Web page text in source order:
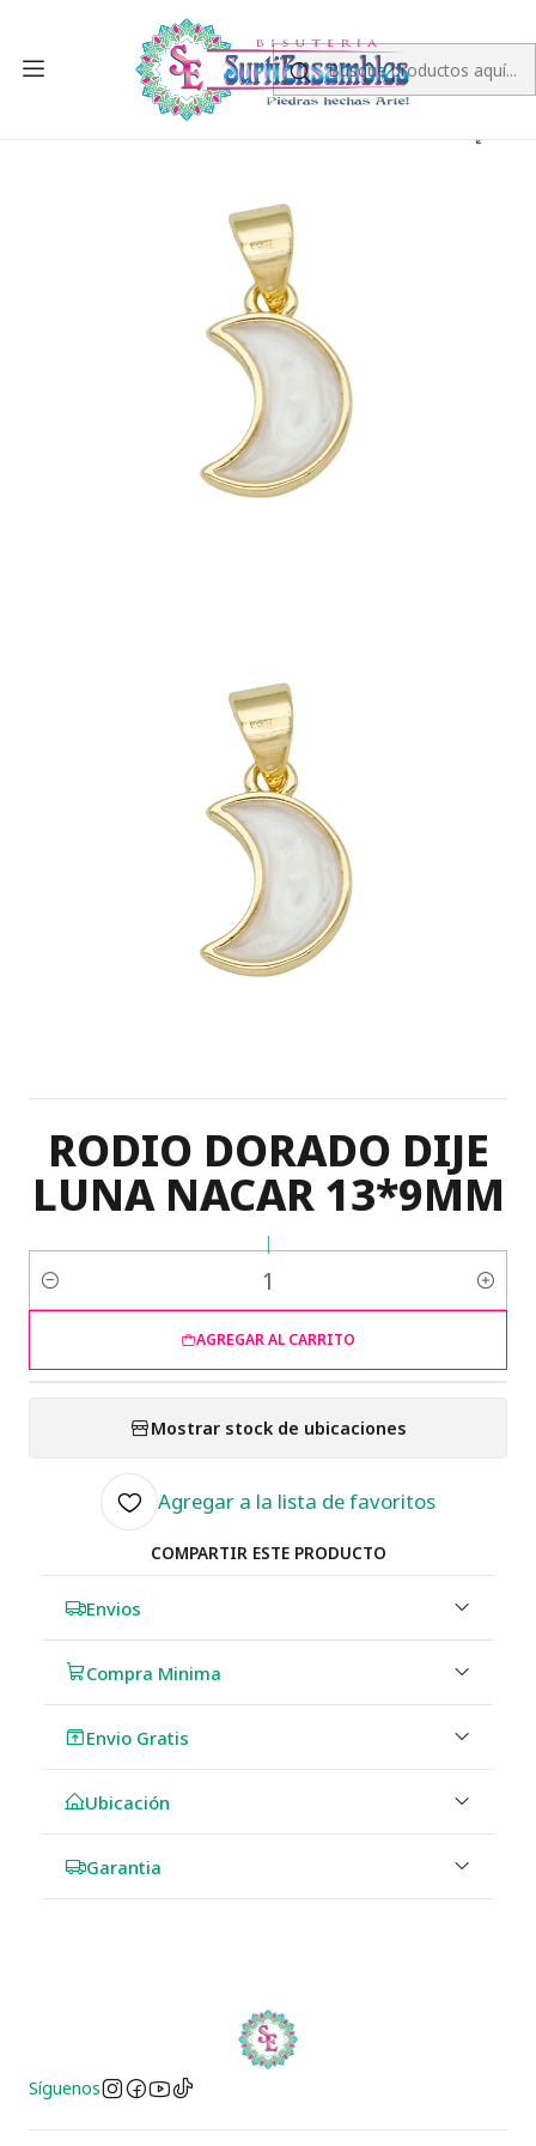
Inicio RODIO
RODIO DORADO DIJE LUNA NACAR 13*9MM
RODIO DORADO DIJE
LUNA NACAR 13*9MM
|
Cantidad
AGREGAR AL CARRITO
Mostrar stock de ubicaciones
Agregar a la lista de favoritos
COMPARTIR ESTE PRODUCTO
Envios
Compra Minima
Envio Gratis
Ubicación
Garantia
Síguenos